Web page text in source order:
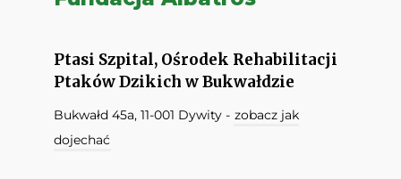
Ptasi Szpital, Ośrodek Rehabilitacji
Ptaków Dzikich w Bukwałdzie
Bukwałd 45a, 11-001 Dywity - zobacz jak
dojechać